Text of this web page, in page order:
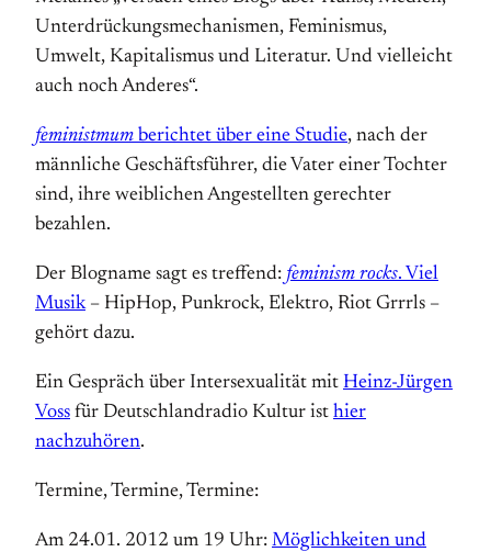
Unterdrückungsmechanismen, Feminismus,
Umwelt, Kapitalismus und Literatur. Und vielleicht
auch noch Anderes“.
feministmum berichtet über eine Studie, nach der
männliche Geschäftsführer, die Vater einer Tochter
sind, ihre weiblichen Angestellten gerechter
bezahlen.
Der Blogname sagt es treffend: feminism rocks. Viel
Musik– HipHop, Punkrock, Elektro, Riot Grrrls –
gehört dazu.
Ein Gespräch über Intersexualität mit Heinz-Jürgen
Voss für Deutschlandradio Kultur ist hier
nachzuhören.
Termine, Termine, Termine:
Am 24.01. 2012 um 19 Uhr: Möglichkeiten und